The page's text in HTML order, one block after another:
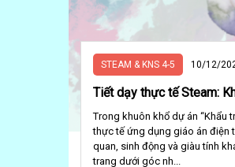
STEAM & KNS 4-5 10/12/
Tiết dạy thực tế Steam:
Trong khuôn khổ dự án “Khẩu
thực tế ứng dụng giáo án điện
quan, sinh động và giàu tính
trang dưới góc nh...